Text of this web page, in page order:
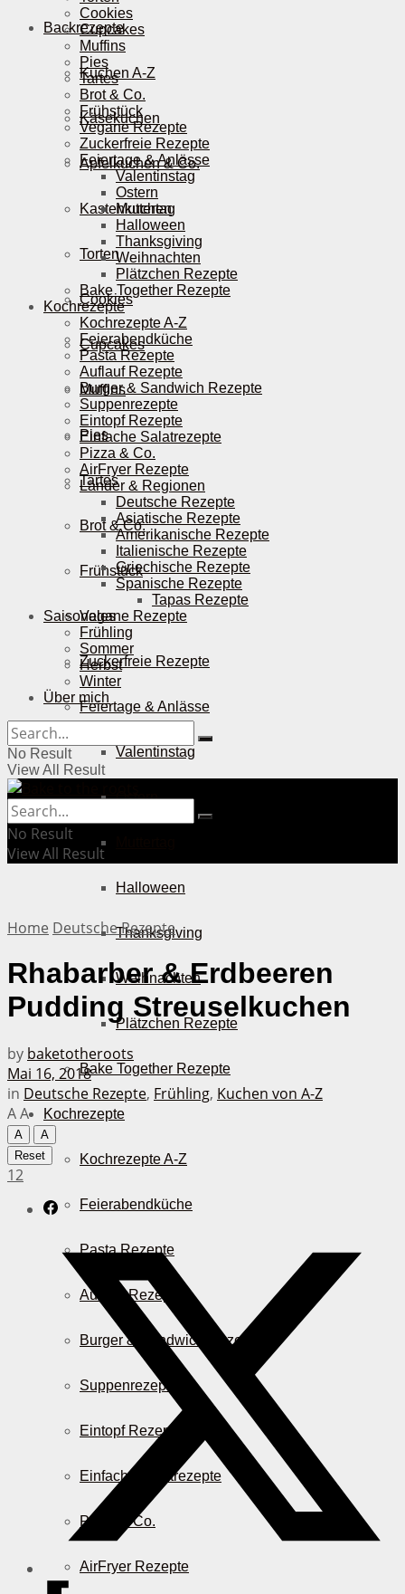
Backrezepte
Kuchen A-Z
Käsekuchen
Apfelkuchen & Co.
Kastenkuchen
Torten
Cookies
Cupcakes
Muffins
Pies
Tartes
Brot & Co.
Frühstück
Vegane Rezepte
Zuckerfreie Rezepte
Feiertage & Anlässe
Valentinstag
Ostern
Halloween
Thanksgiving
Weihnachten
Plätzchen Rezepte
Bake Together Rezepte
Kochrezepte
Kochrezepte A-Z
Feierabendküche
Pasta Rezepte
Auflauf Rezepte
Burger & Sandwich Rezepte
Suppenrezepte
Eintopf Rezepte
Einfache Salatrezepte
Pizza & Co.
AirFryer Rezepte
Cookies
Cupcakes
Muffins
Pies
Tartes
Brot & Co.
Frühstück
Vegane Rezepte
Zuckerfreie Rezepte
Feiertage & Anlässe
Valentinstag
Ostern
Muttertag
Halloween
Thanksgiving
Weihnachten
Plätzchen Rezepte
Bake Together Rezepte
Kochrezepte
Kochrezepte A-Z
Feierabendküche
Pasta Rezepte
Auflauf Rezepte
Burger & Sandwich Rezepte
Suppenrezepte
Eintopf Rezepte
Einfache Salatrezepte
Pizza & Co.
AirFryer Rezepte
Länder & Regionen
Deutsche Rezepte
Asiatische Rezepte
Amerikanische Rezepte
Italienische Rezepte
Griechische Rezepte
Spanische Rezepte
Tapas Rezepte
Saisonales
Frühling
Sommer
Herbst
Winter
Über mich
No Result
View All Result
No Result
View All Result
Home Deutsche Rezepte
Rhabarber & Erdbeeren
Pudding Streuselkuchen
by baketotheroots
Mai 16, 2018
in Deutsche Rezepte, Frühling, Kuchen von A-Z
AA
A
A
Reset
12